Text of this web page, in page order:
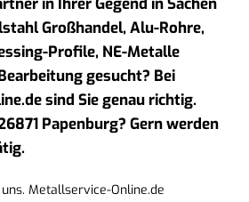
in Ihrer Gegend in Sachen
Großhandel, Alu-Rohre,
Profile, NE-Metalle
gesucht? Bei
sind Sie genau richtig.
Papenburg? Gern werden
Metallservice-Online.de